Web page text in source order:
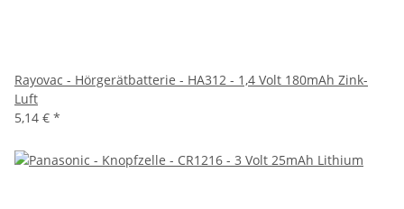
Rayovac - Hörgerätbatterie - HA312 - 1,4 Volt 180mAh Zink-
Luft
5,14 € *